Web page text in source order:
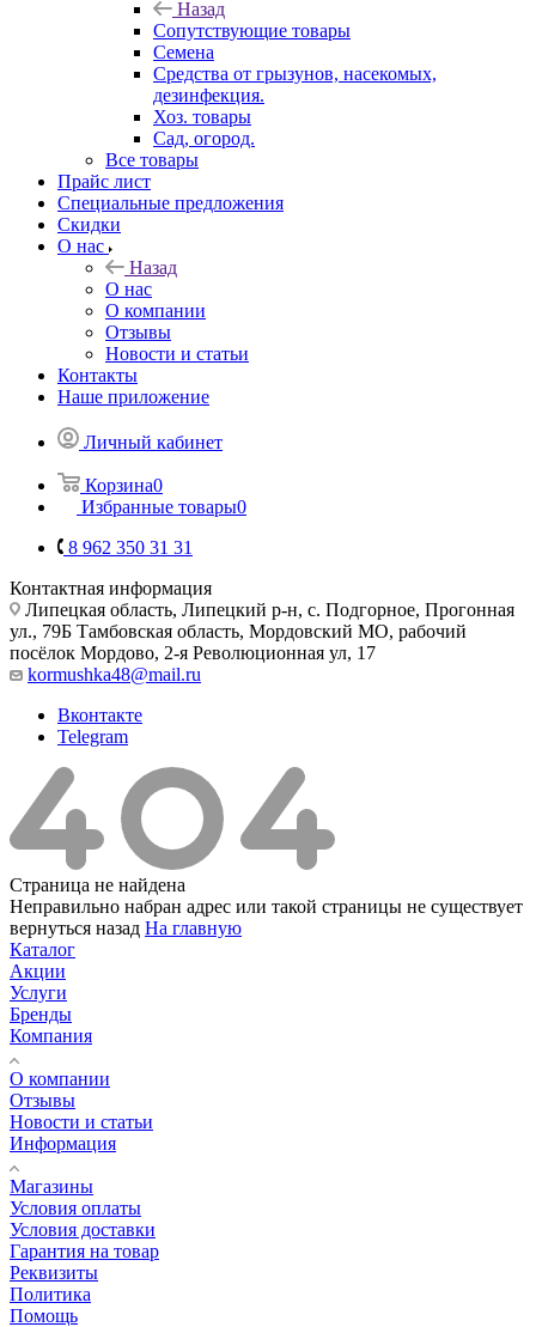
Назад
Сопутствующие товары
Семена
Средства от грызунов, насекомых,
дезинфекция.
Хоз. товары
Сад, огород.
Все товары
Прайс лист
Специальные предложения
Скидки
О нас
Назад
О нас
О компании
Отзывы
Новости и статьи
Контакты
Наше приложение
Личный кабинет
Корзина0
Избранные товары0
8 962 350 31 31
Контактная информация
Липецкая область, Липецкий р-н, с. Подгорное, Прогонная
ул., 79Б Тамбовская область, Мордовский МО, рабочий
посёлок Мордово, 2-я Революционная ул, 17
kormushka48@mail.ru
Вконтакте
Telegram
Страница не найдена
Неправильно набран адрес или такой страницы не существует
вернуться назад На главную
Каталог
Акции
Услуги
Бренды
Компания
О компании
Отзывы
Новости и статьи
Информация
Магазины
Условия оплаты
Условия доставки
Гарантия на товар
Реквизиты
Политика
Помощь